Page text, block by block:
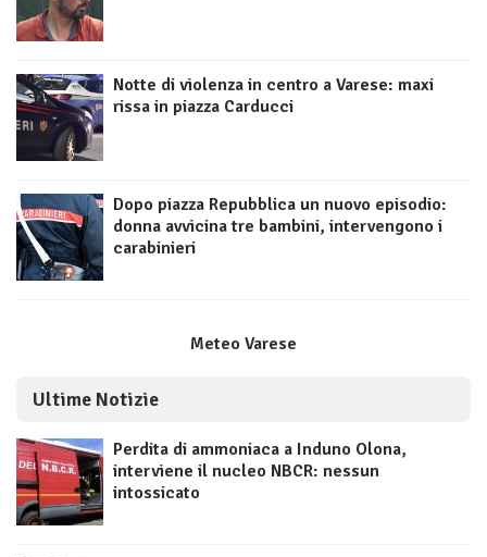
Notte di violenza in centro a Varese: maxi
rissa in piazza Carducci
Dopo piazza Repubblica un nuovo episodio:
donna avvicina tre bambini, intervengono i
carabinieri
Meteo Varese
Ultime Notizie
Perdita di ammoniaca a Induno Olona,
interviene il nucleo NBCR: nessun
intossicato